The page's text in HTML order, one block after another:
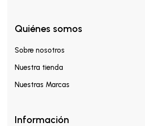
Quiénes somos
Sobre nosotros
Nuestra tienda
Nuestras Marcas
Información